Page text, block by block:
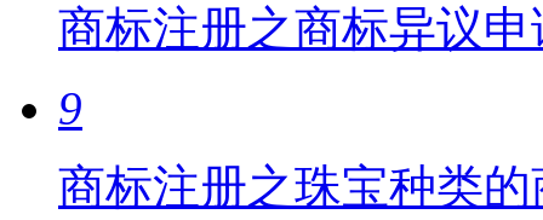
商标注册之商标异议
9
商标注册之珠宝种类